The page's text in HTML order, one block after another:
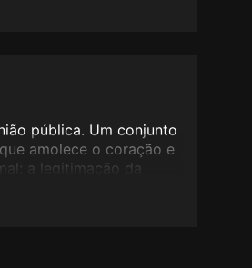
pública. Um conjunto
amolece o coração e
a legitimação da
do protagonista,